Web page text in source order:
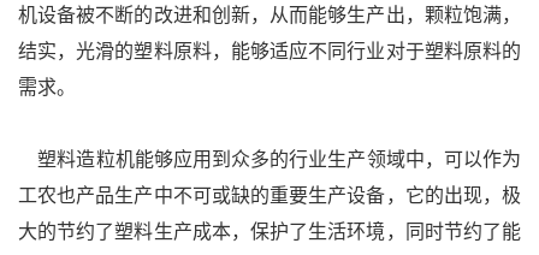
机设备被不断的改进和创新，从而能够生产出，颗粒饱满，
结实，光滑的塑料原料，能够适应不同行业对于塑料原料的
需求。
塑料造粒机能够应用到众多的行业生产领域中，可以作为
工农也产品生产中不可或缺的重要生产设备，它的出现，极
大的节约了塑料生产成本，保护了生活环境，同时节约了能